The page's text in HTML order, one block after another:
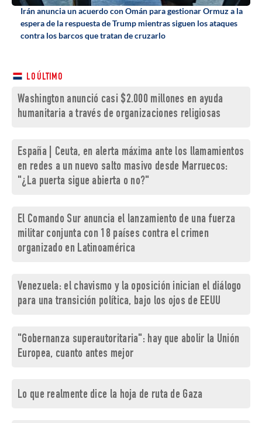
Irán anuncia un acuerdo con Omán para gestionar Ormuz a la
espera de la respuesta de Trump mientras siguen los ataques
contra los barcos que tratan de cruzarlo
LO ÚLTIMO
Washington anunció casi $2.000 millones en ayuda
humanitaria a través de organizaciones religiosas
España | Ceuta, en alerta máxima ante los llamamientos
en redes a un nuevo salto masivo desde Marruecos:
"¿La puerta sigue abierta o no?"
El Comando Sur anuncia el lanzamiento de una fuerza
militar conjunta con 18 países contra el crimen
organizado en Latinoamérica
Venezuela: el chavismo y la oposición inician el diálogo
para una transición política, bajo los ojos de EEUU
"Gobernanza superautoritaria": hay que abolir la Unión
Europea, cuanto antes mejor
Lo que realmente dice la hoja de ruta de Gaza